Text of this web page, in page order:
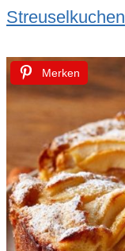
Streuselkuchen
Merken